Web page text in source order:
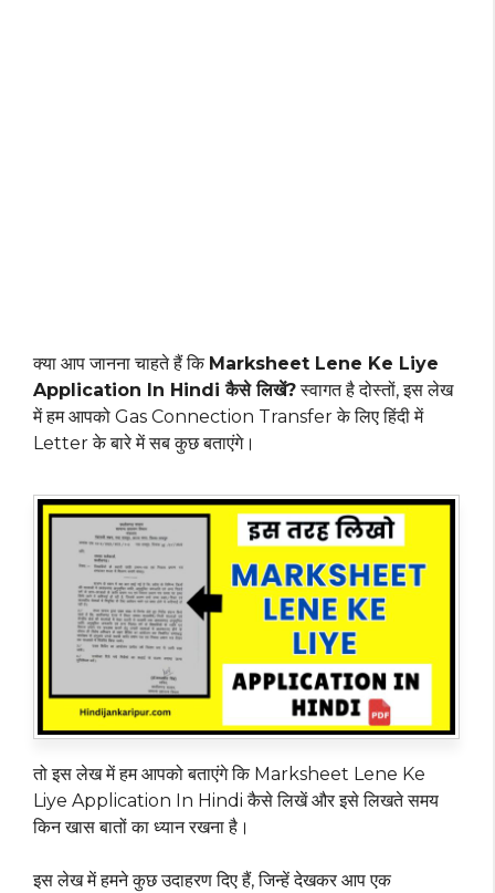
क्या आप जानना चाहते हैं कि Marksheet Lene Ke Liye
Application In Hindi कैसे लिखें?स्वागत है दोस्तों, इस लेख
में हम आपको Gas Connection Transfer के लिए हिंदी में
Letter के बारे में सब कुछ बताएंगे।
तो इस लेख में हम आपको बताएंगे कि Marksheet Lene Ke
Liye Application In Hindi कैसे लिखें और इसे लिखते समय
किन खास बातों का ध्यान रखना है।
इस लेख में हमने कुछ उदाहरण दिए हैं, जिन्हें देखकर आप एक